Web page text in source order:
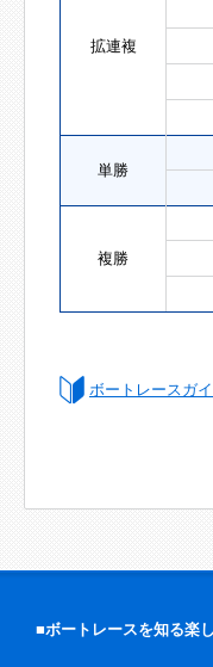
拡連複
単勝
複勝
ボートレースガ
■ボートレースを知る楽